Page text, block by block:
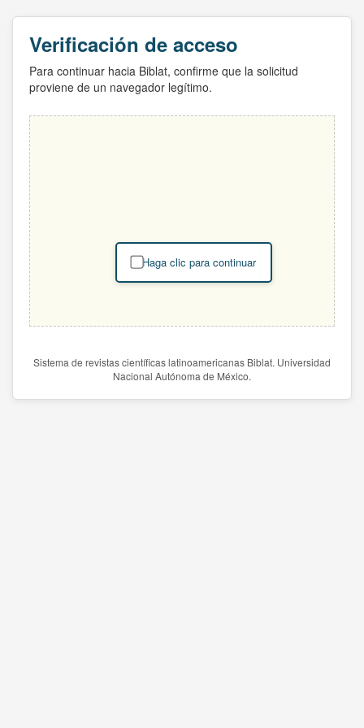
Verificación de acceso
Para continuar hacia Biblat, confirme que la solicitud
proviene de un navegador legítimo.
Haga clic para continuar
Sistema de revistas científicas latinoamericanas Biblat. Universidad
Nacional Autónoma de México.